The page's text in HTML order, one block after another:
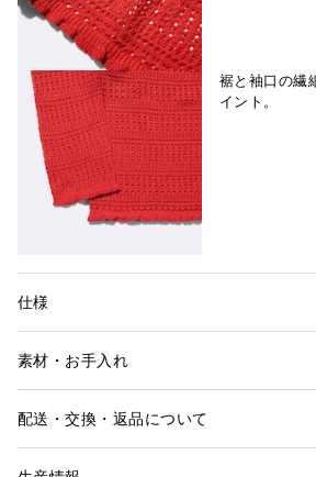
裾と袖口の繊
イント。
仕様
素材・お手入れ
配送・交換・返品について